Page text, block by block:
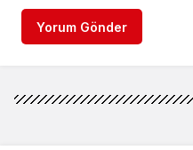
Yorum Gönder